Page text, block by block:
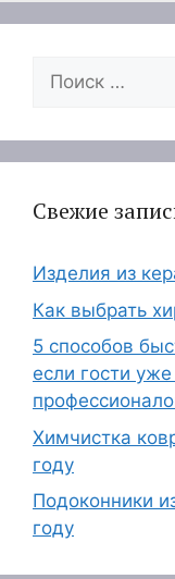
Поиск:
Свежие
Изделия из
Как выбрать
5 способов
если гости
Химчистка
году
Подоконники
году